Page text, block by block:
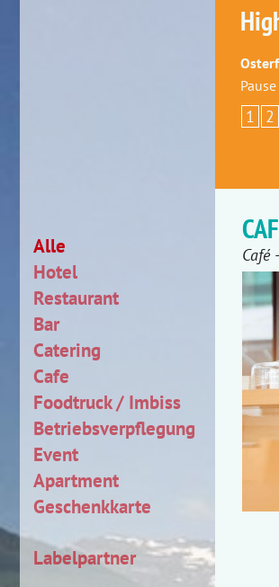
Alle
Hotel
Restaurant
Bar
Catering
Cafe
Foodtruck / Imbiss
Betriebsverpflegung
Event
Apartment
Geschenkkarte
Labelpartner
1 2
Café